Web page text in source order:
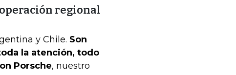
regional
y Chile. Son
la atención, todo
Porsche, nuestro